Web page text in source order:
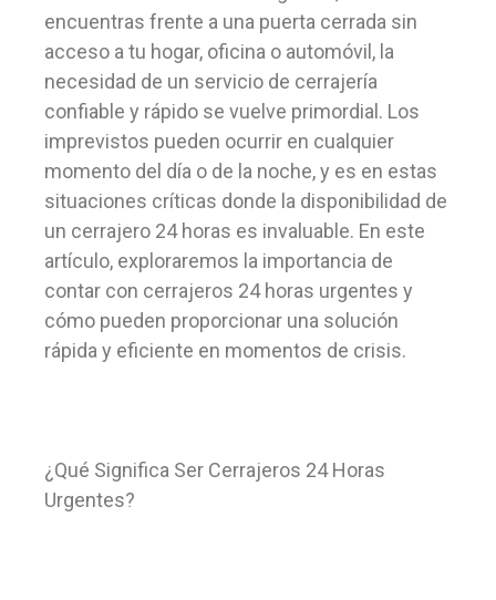
encuentras frente a una puerta cerrada sin
acceso a tu hogar, oficina o automóvil, la
necesidad de un servicio de cerrajería
confiable y rápido se vuelve primordial. Los
imprevistos pueden ocurrir en cualquier
momento del día o de la noche, y es en estas
situaciones críticas donde la disponibilidad de
un cerrajero 24 horas es invaluable. En este
artículo, exploraremos la importancia de
contar con cerrajeros 24 horas urgentes y
cómo pueden proporcionar una solución
rápida y eficiente en momentos de crisis.
¿Qué Significa Ser Cerrajeros 24 Horas
Urgentes?